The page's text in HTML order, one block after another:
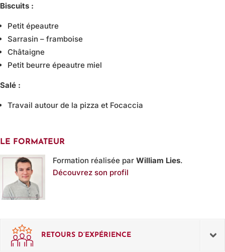
Biscuits :
Petit épeautre
Sarrasin – framboise
Châtaigne
Petit beurre épeautre miel
Salé :
Travail autour de la pizza et Focaccia
LE FORMATEUR
Formation réalisée par William Lies.
Découvrez son profil
RETOURS D’EXPÉRIENCE